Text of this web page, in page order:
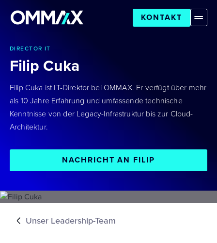
KONTAKT
DIRECTOR IT
Filip Cuka
Filip Cuka ist IT-Direktor bei OMMAX. Er verfügt über mehr
als 10 Jahre Erfahrung und umfassende technische
Kenntnisse von der Legacy-Infrastruktur bis zur Cloud-
Architektur.
NACHRICHT AN FILIP
Unser Leadership-Team